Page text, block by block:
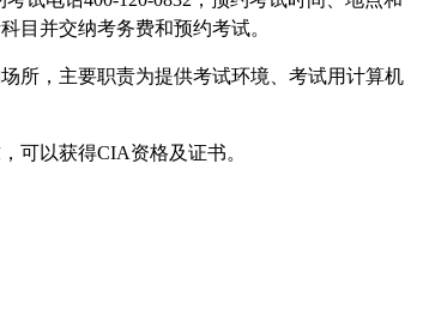
目并交纳考务费和预约考试。
所，主要职责为提供考试环境、考试用计算机
可以获得CIA资格及证书。